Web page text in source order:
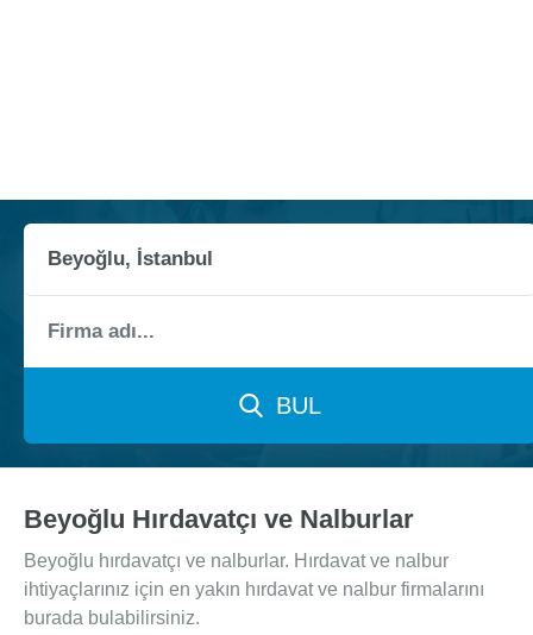
BUL
Beyoğlu Hırdavatçı ve Nalburlar
Beyoğlu hırdavatçı ve nalburlar. Hırdavat ve nalbur
ihtiyaçlarınız için en yakın hırdavat ve nalbur firmalarını
burada bulabilirsiniz.